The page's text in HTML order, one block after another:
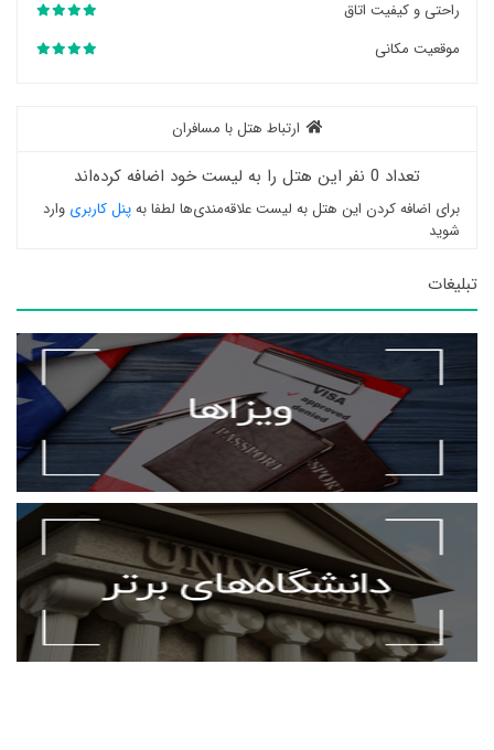
راحتی و کیفیت اتاق
موقعیت مکانی
ارتباط هتل با مسافران
تعداد 0 نفر این هتل را به لیست خود اضافه کرده‌اند
برای اضافه کردن این هتل به لیست علاقه‌مندی‌ها لطفا بهپنل کاربری وارد
شوید
تبلیغات